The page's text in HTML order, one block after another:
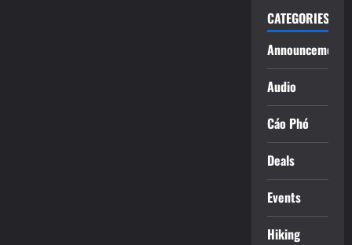
CATEGORIES
Announcements
Audio
Cáo Phó
Deals
Events
Hiking